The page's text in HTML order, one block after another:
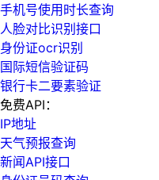
手机号使用时长查询
人脸对比识别接口
身份证ocr识别
国际短信验证码
银行卡二要素验证
免费API：
IP地址
天气预报查询
新闻API接口